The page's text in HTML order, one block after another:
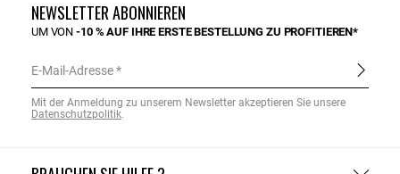
NEWSLETTER ABONNIEREN
UM VON-10 % AUF IHRE ERSTE BESTELLUNG ZU PROFITIEREN*
E-Mail-Adresse
Mit der Anmeldung zu unserem Newsletter akzeptieren Sie unsere
Datenschutzpolitik.